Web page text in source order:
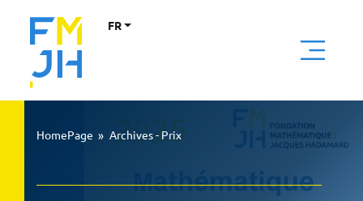
FR
HomePage » Archives - Prix